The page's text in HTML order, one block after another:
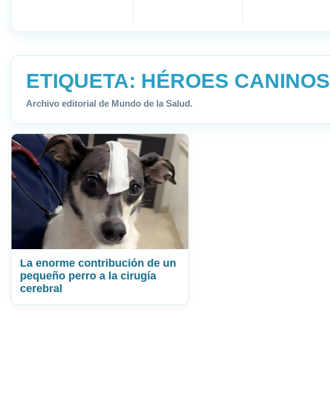
ETIQUETA: HÉROES CANINOS
Archivo editorial de Mundo de la Salud.
La enorme contribución de un
pequeño perro a la cirugía
cerebral